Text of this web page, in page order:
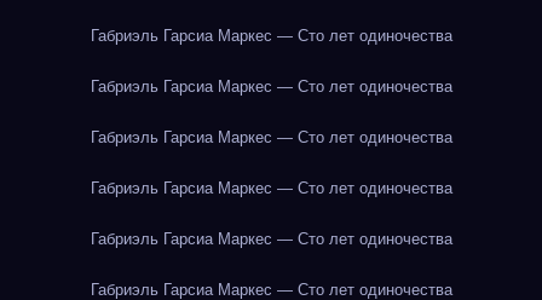
Габриэль Гарсиа Маркес — Сто лет одиночества
Габриэль Гарсиа Маркес — Сто лет одиночества
Габриэль Гарсиа Маркес — Сто лет одиночества
Габриэль Гарсиа Маркес — Сто лет одиночества
Габриэль Гарсиа Маркес — Сто лет одиночества
Габриэль Гарсиа Маркес — Сто лет одиночества